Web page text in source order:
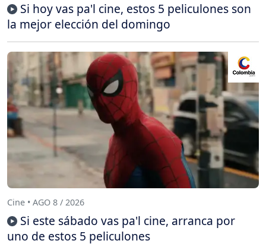
Si hoy vas pa'l cine, estos 5 peliculones son
la mejor elección del domingo
Cine • AGO 8 / 2026
Si este sábado vas pa'l cine, arranca por
uno de estos 5 peliculones